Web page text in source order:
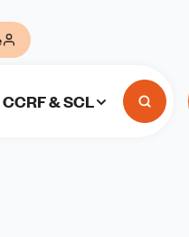
CCRF & SCL